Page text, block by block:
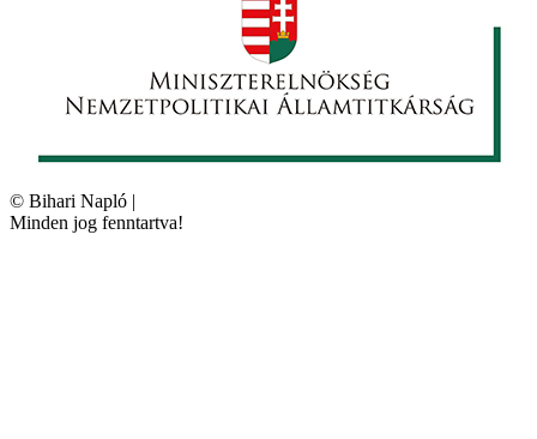
© Bihari Napló |
Minden jog fenntartva!